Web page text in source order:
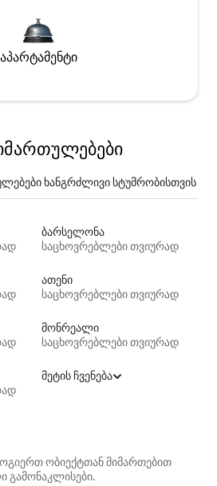
აპარტამენტი
ხანგრძლივი სტუმრობისთვის
ბარსელონა
საცხოვრებლები თვიურად
ათენი
საცხოვრებლები თვიურად
მონრეალი
საცხოვრებლები თვიურად
მეტის ჩვენება
ობიექტთან მიმართებით
გამონაკლისები.